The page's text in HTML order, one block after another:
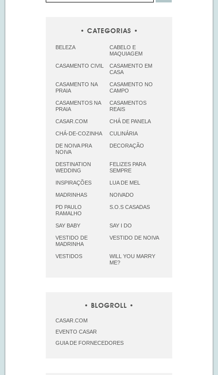
CATEGORIAS
BELEZA
CABELO E
MAQUIAGEM
CASAMENTO CIVIL
CASAMENTO EM
CASA
CASAMENTO NA
PRAIA
CASAMENTO NO
CAMPO
CASAMENTOS NA
PRAIA
CASAMENTOS
REAIS
CASAR.COM CHÁ DE PANELA
CHÁ-DE-COZINHA CULINÁRIA
DE NOIVA PRA
NOIVA
DECORAÇÃO
DESTINATION
WEDDING
FELIZES PARA
SEMPRE
INSPIRAÇÕES LUA DE MEL
MADRINHAS NOIVADO
PD PAULO
RAMALHO
S.O.S CASADAS
SAY BABY SAY I DO
VESTIDO DE
MADRINHA
VESTIDO DE NOIVA
VESTIDOS
WILL YOU MARRY
ME?
BLOGROLL
CASAR.COM
EVENTO CASAR
GUIA DE FORNECEDORES